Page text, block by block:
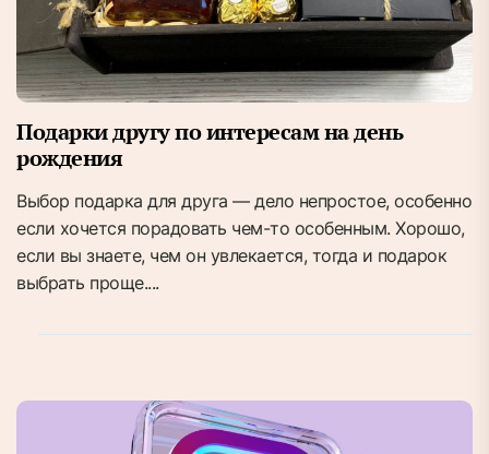
Подарки другу по интересам на день
рождения
Выбор подарка для друга — дело непростое, особенно
если хочется порадовать чем-то особенным. Хорошо,
если вы знаете, чем он увлекается, тогда и подарок
выбрать проще....